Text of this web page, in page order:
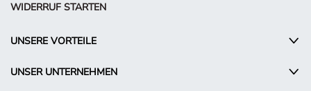
WIDERRUF STARTEN
UNSERE VORTEILE
UNSER UNTERNEHMEN